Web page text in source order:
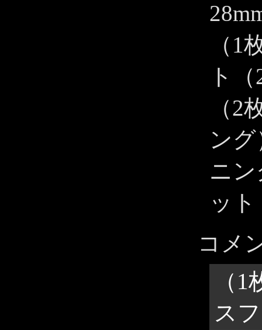
（1
ト
（2
ン
ニ
ット
コメ
（
ス